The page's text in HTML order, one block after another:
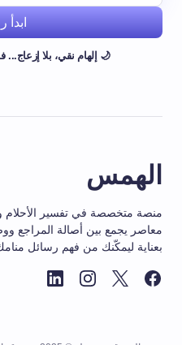
ابدأ
🌙 إلهام نقي، بلا
الهمس
منصة متخصصة في تفسير الأحلام
معاصر يجمع بين أصالة المراجع
بعناية ليمكّنك من فهم رسائل